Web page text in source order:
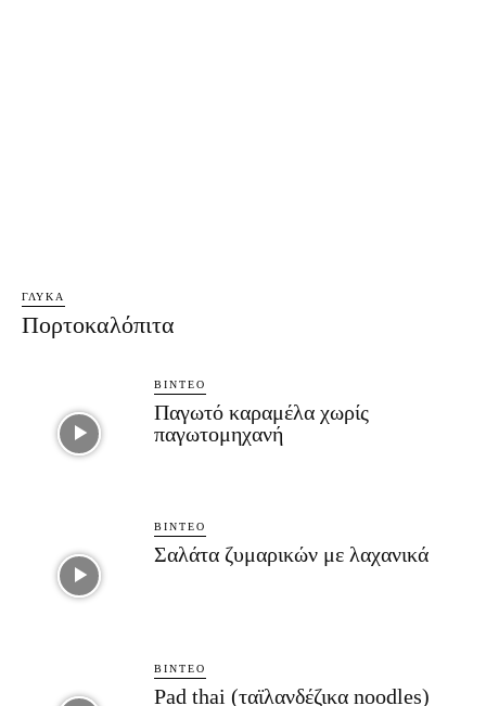
ΓΛΥΚΆ
Πορτοκαλόπιτα
ΒΊΝΤΕΟ
Παγωτό καραμέλα χωρίς
παγωτομηχανή
ΒΊΝΤΕΟ
Σαλάτα ζυμαρικών με λαχανικά
ΒΊΝΤΕΟ
Pad thai (ταϊλανδέζικα noodles)